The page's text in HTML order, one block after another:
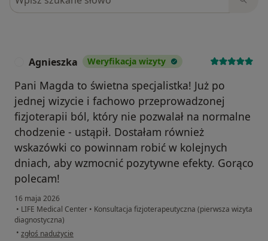
Agnieszka Weryfikacja wizyty
Pani Magda to świetna specjalistka! Już po
jednej wizycie i fachowo przeprowadzonej
fizjoterapii ból, który nie pozwalał na normalne
chodzenie - ustąpił. Dostałam również
wskazówki co powinnam robić w kolejnych
dniach, aby wzmocnić pozytywne efekty. Gorąco
polecam!
16 maja 2026
• LIFE Medical Center • Konsultacja fizjoterapeutyczna (pierwsza wizyta
diagnostyczna)
• w opinii użytkownika Agnieszka
zgłoś nadużycie